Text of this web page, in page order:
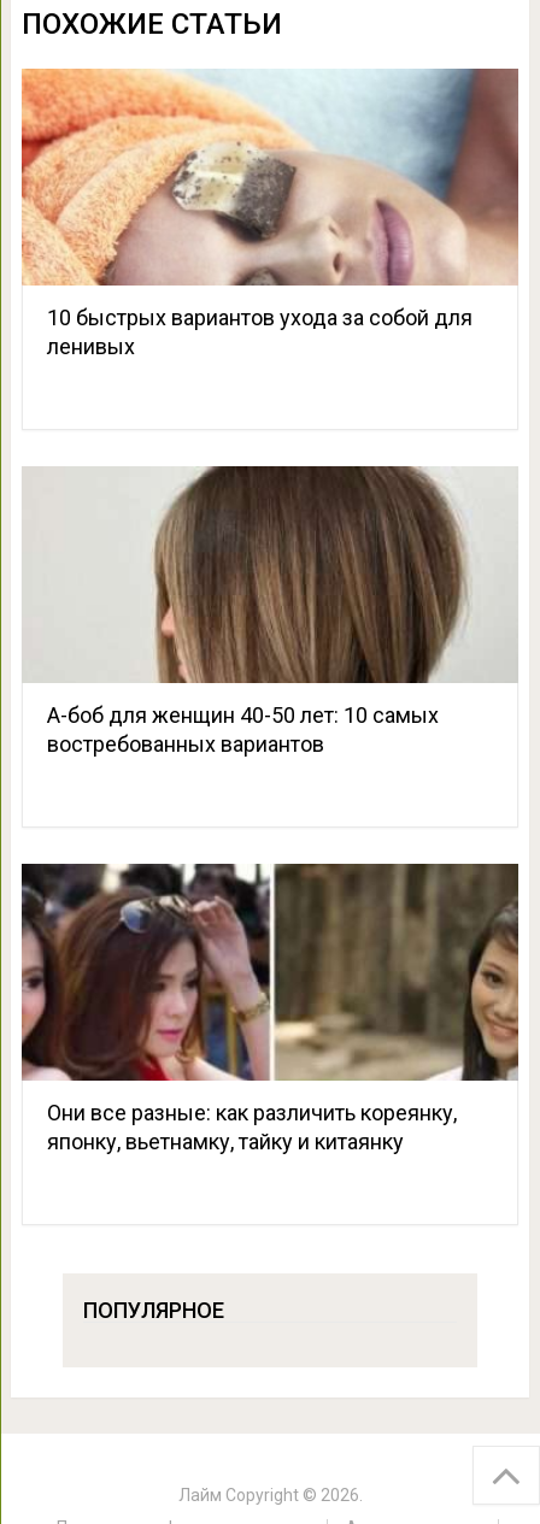
ПОХОЖИЕ СТАТЬИ
10 быстрых вариантов ухода за собой для
ленивых
А-боб для женщин 40-50 лет: 10 самых
востребованных вариантов
Они все разные: как различить кореянку,
японку, вьетнамку, тайку и китаянку
ПОПУЛЯРНОЕ
Лайм Copyright © 2026.